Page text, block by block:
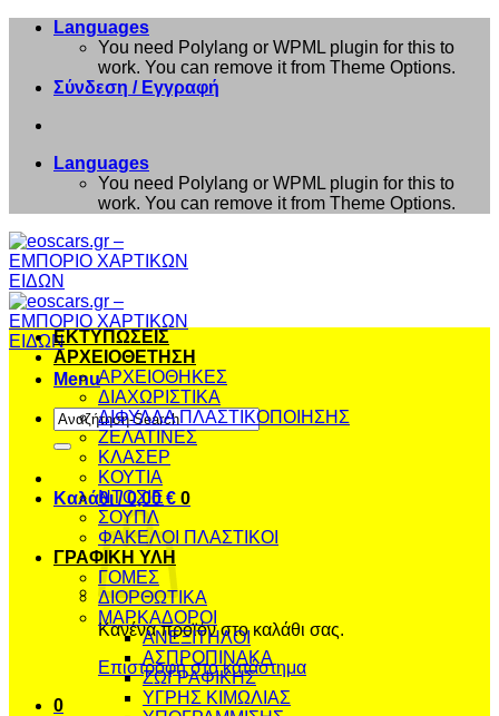
Μετάβαση
περιεχόμενο
Languages
You need Polylang or WPML plugin for this to
work. You can remove it from Theme Options.
Σύνδεση / Εγγραφή
Languages
You need Polylang or WPML plugin for this to
work. You can remove it from Theme Options.
Menu
Αναζήτηση
για:
Καλάθι /0,00€ 0
Κανένα προϊόν στο καλάθι σας.
Επιστροφή στο κατάστημα
0
ΕΚΤΥΠΩΣΕΙΣ
ΑΡΧΕΙΟΘΕΤΗΣΗ
ΑΡΧΕΙΟΘΗΚΕΣ
ΔΙΑΧΩΡΙΣΤΙΚΑ
ΔΙΦΥΛΛΑ ΠΛΑΣΤΙΚΟΠΟΙΗΣΗΣ
ΖΕΛΑΤΙΝΕΣ
ΚΛΑΣΕΡ
ΚΟΥΤΙΑ
ΝΤΟΣΙΕ
ΣΟΥΠΛ
ΦΑΚΕΛΟΙ ΠΛΑΣΤΙΚΟΙ
ΓΡΑΦΙΚΗ ΥΛΗ
ΓΟΜΕΣ
ΔΙΟΡΘΩΤΙΚΑ
ΜΑΡΚΑΔΟΡΟΙ
ΑΝΕΞΙΤΗΛΟΙ
ΑΣΠΡΟΠΙΝΑΚΑ
ΖΩΓΡΑΦΙΚΗΣ
ΥΓΡΗΣ ΚΙΜΩΛΙΑΣ